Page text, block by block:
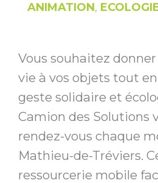
ANIMATION,
Vous souhaitez
vie à vos objets tout
geste solidaire et
Camion des Solutions
rendez-vous chaque
Mathieu-de-Tréviers.
ressourcerie mobile